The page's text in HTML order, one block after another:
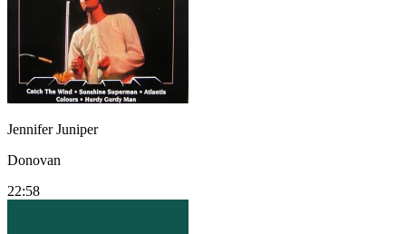
Jennifer Juniper
Donovan
22:58